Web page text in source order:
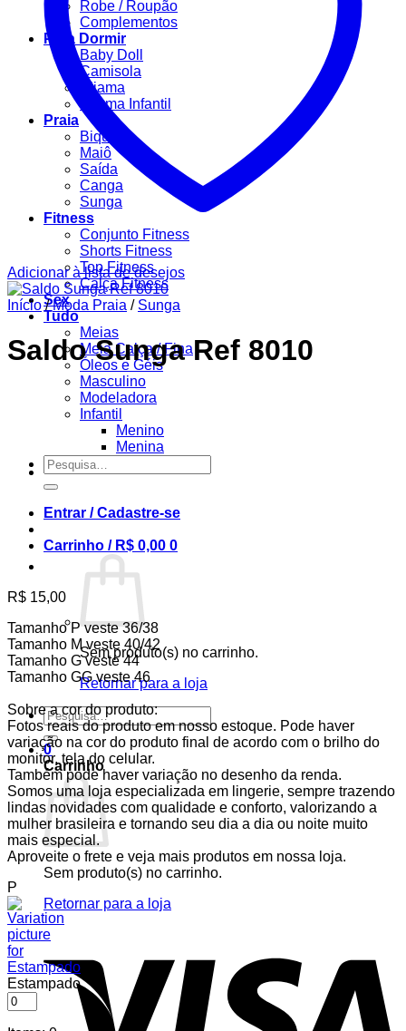
Robe / Roupão
Complementos
Para Dormir
Baby Doll
Camisola
Pijama
Pijama Infantil
Praia
Biquíni
Maiô
Saída
Canga
Sunga
Fitness
Conjunto Fitness
Shorts Fitness
Top Fitness
Calça Fitness
Sex
Tudo
Meias
Meia Calça / Fina
Óleos e Géis
Masculino
Modeladora
Infantil
Menino
Menina
Pesquisar
por:
Entrar / Cadastre-se
Carrinho / R$ 0,00 0
Sem produto(s) no carrinho.
Retornar para a loja
Pesquisar
por:
0
Carrinho
Sem produto(s) no carrinho.
Retornar para a loja
Adicionar à lista de desejos
Início / Moda Praia / Sunga
Saldo Sunga Ref 8010
R$ 15,00
Tamanho P veste 36/38
Tamanho M veste 40/42
Tamanho G veste 44
Tamanho GG veste 46
Sobre a cor do produto:
Fotos reais do produto em nosso estoque. Pode haver
variação na cor do produto final de acordo com o brilho do
monitor, tela do celular.
Também pode haver variação no desenho da renda.
Somos uma loja especializada em lingerie, sempre trazendo
lindas novidades com qualidade e conforto, valorizando a
mulher brasileira e tornando seu dia a dia ou noite muito
mais especial.
Aproveite o frete e veja mais produtos em nossa loja.
P
Estampado